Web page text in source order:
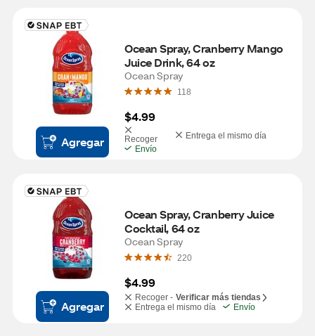
Agregar
Ocean Spray, Cranberry Mango
Juice Drink, 64 oz
Ocean Spray
118
$4.99
Recoger
Entrega el mismo día
Envío
Agregar
Ocean Spray, Cranberry Juice
Cocktail, 64 oz
Ocean Spray
220
$4.99
Recoger - Verificar más tiendas
Entrega el mismo día
Envío